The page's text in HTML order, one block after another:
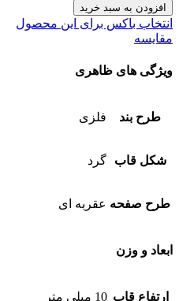
افزودن به سبد خرید
انتخاب باکس برای این محصول
مقایسه
ویژگی های ظاهری
طرح بند فلزی
شکل قاب گرد
طرح صفحه عقربه ای
ابعاد و وزن
ارتفاع قاب 10 میلی متر